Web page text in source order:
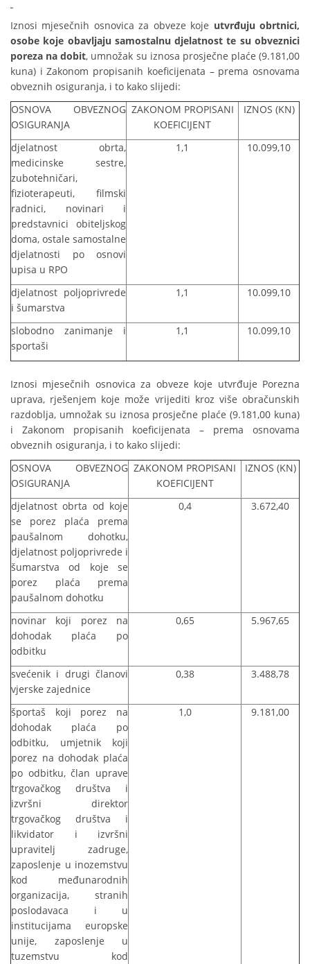
Iznosi mjesečnih osnovica za obveze koje utvrđuju obrtnici,
osobe koje obavljaju samostalnu djelatnost te su obveznici
poreza na dobit, umnožak su iznosa prosječne plaće (9.181,00
kuna) i Zakonom propisanih koeficijenata – prema osnovama
obveznih osiguranja, i to kako slijedi:
OSNOVA OBVEZNOG
OSIGURANJA
ZAKONOM PROPISANI
KOEFICIJENT
IZNOS (KN)
djelatnost obrta,
medicinske sestre,
zubotehničari,
fizioterapeuti, filmski
radnici, novinari i
predstavnici obiteljskog
doma, ostale samostalne
djelatnosti po osnovi
upisa u RPO
1,1 10.099,10
djelatnost poljoprivrede
i šumarstva
1,1 10.099,10
slobodno zanimanje i
sportaši
1,1 10.099,10
Iznosi mjesečnih osnovica za obveze koje utvrđuje Porezna
uprava, rješenjem koje može vrijediti kroz više obračunskih
razdoblja, umnožak su iznosa prosječne plaće (9.181,00 kuna)
i Zakonom propisanih koeficijenata – prema osnovama
obveznih osiguranja, i to kako slijedi:
OSNOVA OBVEZNOG
OSIGURANJA
ZAKONOM PROPISANI
KOEFICIJENT
IZNOS (KN)
djelatnost obrta od koje
se porez plaća prema
paušalnom dohotku,
djelatnost poljoprivrede i
šumarstva od koje se
porez plaća prema
paušalnom dohotku
0,4 3.672,40
novinar koji porez na
dohodak plaća po
odbitku
0,65 5.967,65
svećenik i drugi članovi
vjerske zajednice
0,38 3.488,78
športaš koji porez na
dohodak plaća po
odbitku, umjetnik koji
porez na dohodak plaća
po odbitku, član uprave
trgovačkog društva i
izvršni direktor
trgovačkog društva i
likvidator i izvršni
upravitelj zadruge,
zaposlenje u inozemstvu
kod međunarodnih
organizacija, stranih
poslodavaca i u
institucijama europske
unije, zaposlenje u
tuzemstvu kod
1,0 9.181,00